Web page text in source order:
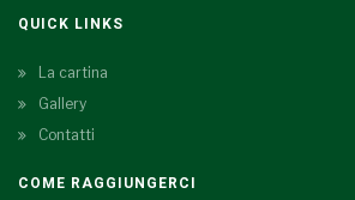
QUICK LINKS
La cartina
Gallery
Contatti
COME RAGGIUNGERCI